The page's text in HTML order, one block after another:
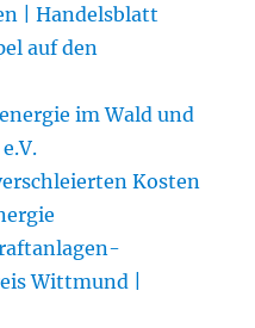
| Handelsblatt
auf den
im Wald und
Kosten
Wittmund |